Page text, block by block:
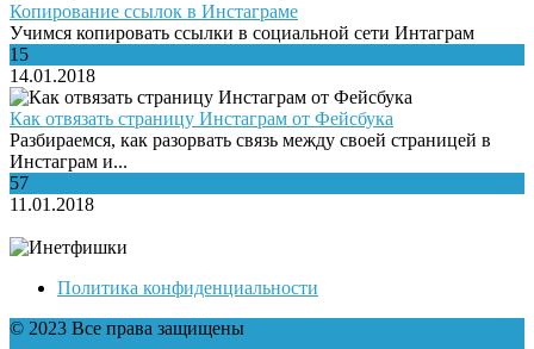
Копирование ссылок в Инстаграме
Учимся копировать ссылки в социальной сети Интаграм
15
14.01.2018
Как отвязать страницу Инстаграм от Фейсбука
Разбираемся, как разорвать связь между своей страницей в
Инстаграм и...
57
11.01.2018
Политика конфиденциальности
© 2023 Все права защищены